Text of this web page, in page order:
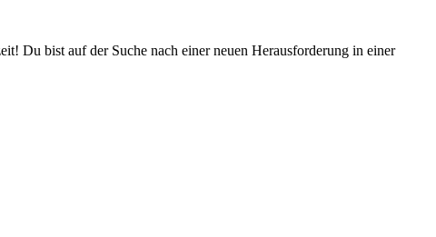
Du bist auf der Suche nach einer neuen Herausforderung in einer